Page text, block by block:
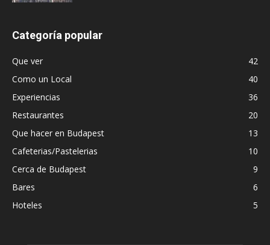
Categoría popular
Que ver
42
Como un Local
40
Experiencias
36
Restaurantes
20
Que hacer en Budapest
13
Cafeterias/Pastelerias
10
Cerca de Budapest
9
Bares
6
Hoteles
5